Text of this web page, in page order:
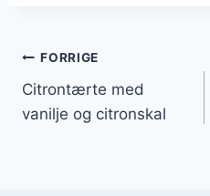
FORRIGE
Citrontærte med
vanilje og citronskal